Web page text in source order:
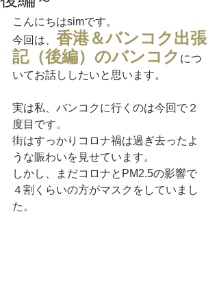
こんにちはsimです。
今回は、 香港＆バンコク出張
記（後編）のバンコク につ
いてお話ししたいと思います。
実は私、バンコクに行くのは今回で２
度目です。
街はすっかりコロナ禍は過ぎ去ったよ
うな賑わいを見せています。
しかし、まだコロナとPM2.5の影響で
４割くらいの方がマスクをしていまし
た。